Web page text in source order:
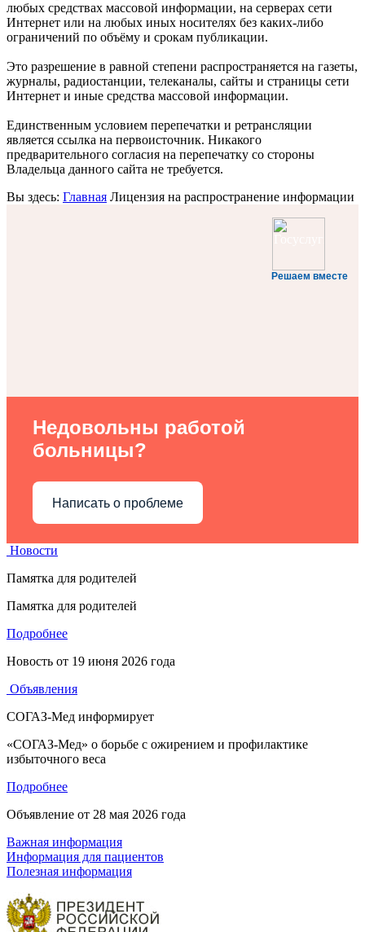
любых средствах массовой информации, на серверах сети
Интернет или на любых иных носителях без каких-либо
ограничений по объёму и срокам публикации.
Это разрешение в равной степени распространяется на газеты,
журналы, радиостанции, телеканалы, сайты и страницы сети
Интернет и иные средства массовой информации.
Единственным условием перепечатки и ретрансляции
является ссылка на первоисточник. Никакого
предварительного согласия на перепечатку со стороны
Владельца данного сайта не требуется.
Вы здесь: Главная Лицензия на распространение информации
Решаем вместе
Недовольны работой
больницы?
Написать о проблеме
Новости
Памятка для родителей
Памятка для родителей
Подробнее
Новость от 19 июня 2026 года
Объявления
СОГАЗ-Мед информирует
«СОГАЗ-Мед» о борьбе с ожирением и профилактике
избыточного веса
Подробнее
Объявление от 28 мая 2026 года
Важная информация
Информация для пациентов
Полезная информация